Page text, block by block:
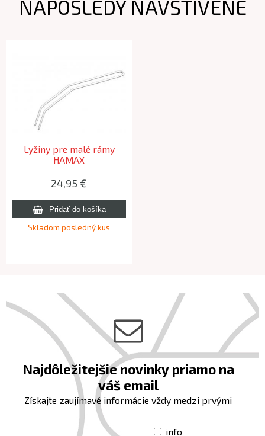
NAPOSLEDY NAVŠTÍVENÉ
Lyžiny pre malé rámy
HAMAX
24,95 €
Skladom posledný kus
Najdôležitejšie novinky priamo na
váš email
Získajte zaujímavé informácie vždy medzi prvými
info